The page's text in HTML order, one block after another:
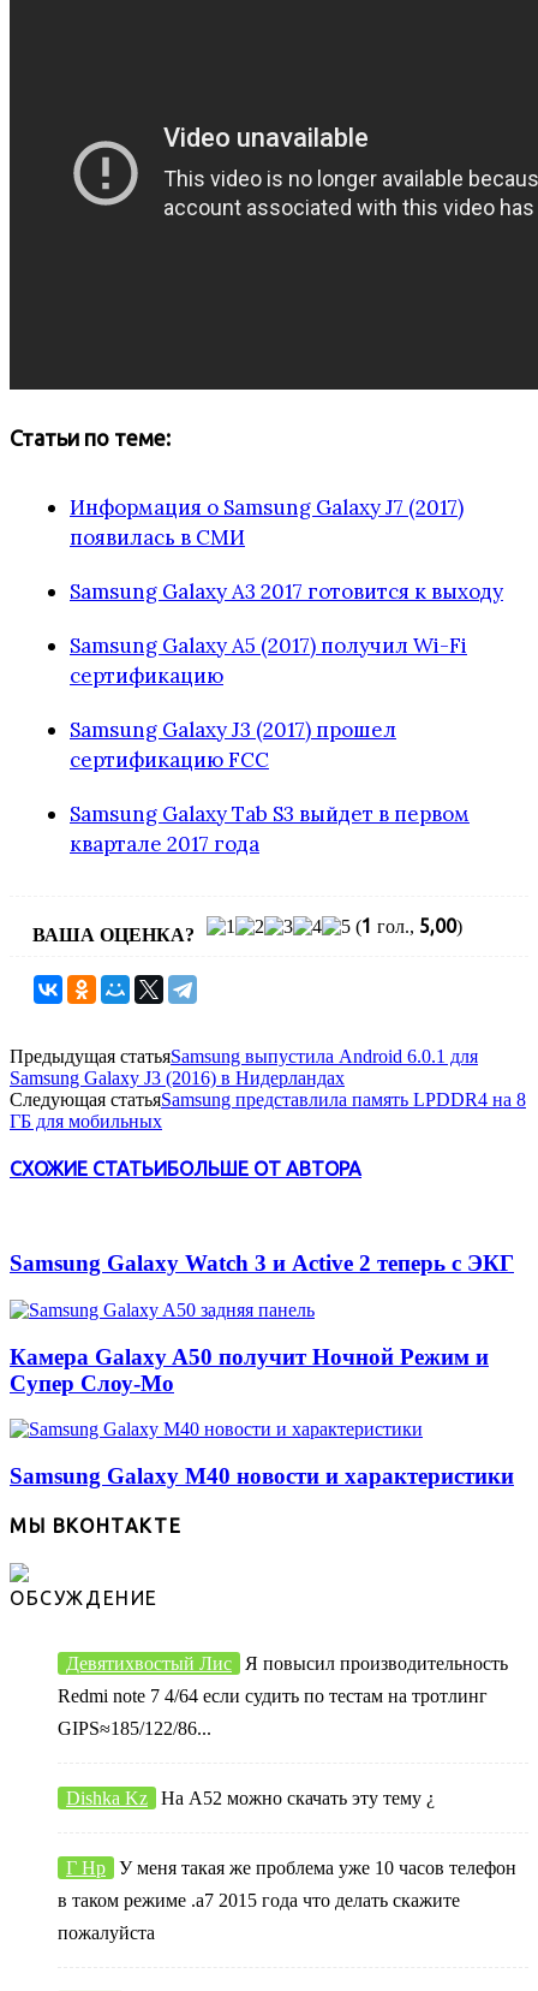
Статьи по теме:
Информация о Samsung Galaxy J7 (2017)
появилась в СМИ
Samsung Galaxy A3 2017 готовится к выходу
Samsung Galaxy A5 (2017) получил Wi-Fi
сертификацию
Samsung Galaxy J3 (2017) прошел
сертификацию FCC
Samsung Galaxy Tab S3 выйдет в первом
квартале 2017 года
ВАША ОЦЕНКА? (1 гол., 5,00)
Предыдущая статьяSamsung выпустила Android 6.0.1 для
Samsung Galaxy J3 (2016) в Нидерландах
Следующая статьяSamsung представлила память LPDDR4 на 8
ГБ для мобильных
СХОЖИЕ СТАТЬИБОЛЬШЕ ОТ АВТОРА
Samsung Galaxy Watch 3 и Active 2 теперь с ЭКГ
Камера Galaxy A50 получит Ночной Режим и
Супер Слоу-Мо
Samsung Galaxy M40 новости и характеристики
МЫ ВКОНТАКТЕ
ОБСУЖДЕНИЕ
Девятихвостый Лис
Я повысил производительность
Redmi note 7 4/64 если судить по тестам на тротлинг
GIPS≈185/122/86...
Dishka Kz На А52 можно скачать эту тему ¿
Г Нр
У меня такая же проблема уже 10 часов телефон
в таком режиме .а7 2015 года что делать скажите
пожалуйста